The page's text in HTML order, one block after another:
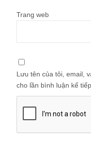
Trang web
Lưu tên của tôi, email,
cho lần bình luận kế